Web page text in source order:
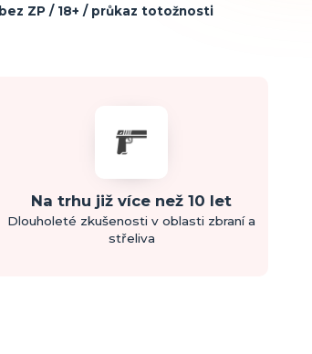
bez ZP / 18+ / průkaz totožnosti
Na trhu již více než 10 let
Dlouholeté zkušenosti v oblasti zbraní a
střeliva